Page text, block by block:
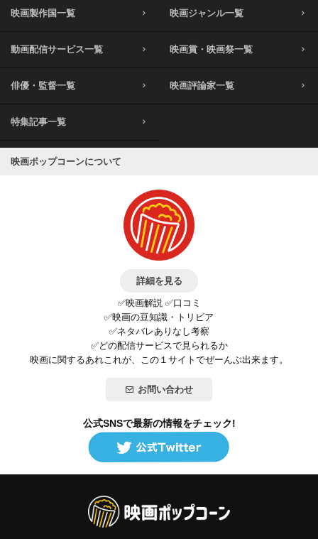
映画製作国一覧 映画ジャンル一覧
動画配信サービス一覧 映画賞・映画祭一覧
俳優・監督一覧 映画評論家一覧
特集記事一覧
映画ポップコーンについて
詳細を見る
✅映画解説 ✅口コミ
✅映画の豆知識・トリビア
✅ネタバレありなし考察
✅どの配信サービスで見られるか
映画に関するあれこれが、この１サイトでぜーんぶ出来ます。
お問い合わせ
公式SNSで最新の情報をチェック!